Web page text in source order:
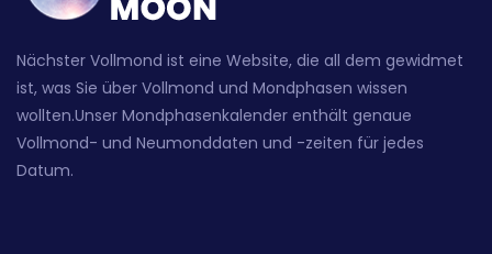
Nächster Vollmond ist eine Website, die all dem gewidmet
ist, was Sie über Vollmond und Mondphasen wissen
wollten.Unser Mondphasenkalender enthält genaue
Vollmond- und Neumonddaten und -zeiten für jedes
Datum.